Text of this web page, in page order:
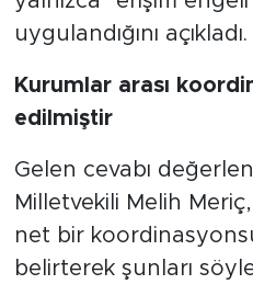
uygulandığını açıkladı.
Kurumlar arası
edilmiştir
Gelen cevabı
Milletvekili Melih Meriç,
net bir
belirterek şunları